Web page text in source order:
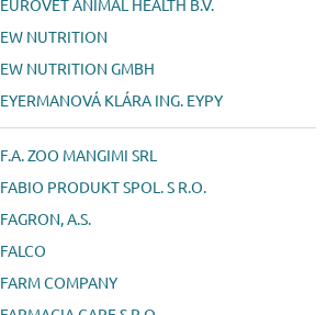
EUROVET ANIMAL HEALTH B.V.
EW NUTRITION
EW NUTRITION GMBH
EYERMANOVÁ KLÁRA ING. EYPY
F.A. ZOO MANGIMI SRL
FABIO PRODUKT SPOL. S R.O.
FAGRON, A.S.
FALCO
FARM COMPANY